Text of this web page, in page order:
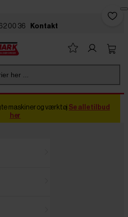
00 36 Kontakt
her ...
maskiner og værktøj Se alle tilbud
her